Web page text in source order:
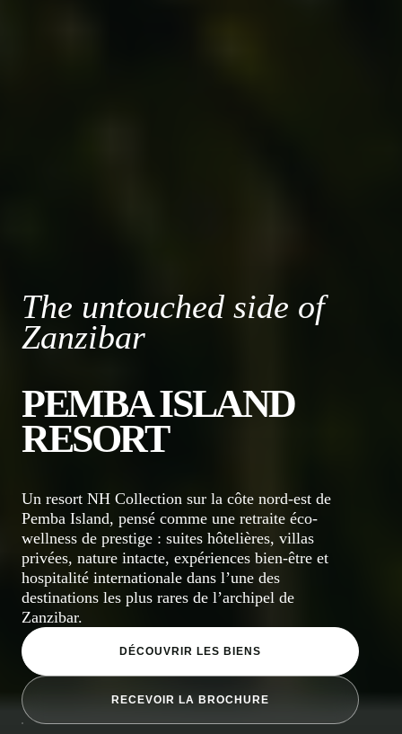
The untouched side of
Zanzibar
PEMBA ISLAND
RESORT
Un resort NH Collection sur la côte nord-est de
Pemba Island, pensé comme une retraite éco-
wellness de prestige : suites hôtelières, villas
privées, nature intacte, expériences bien-être et
hospitalité internationale dans l’une des
destinations les plus rares de l’archipel de
Zanzibar.
DÉCOUVRIR LES BIENS
RECEVOIR LA BROCHURE